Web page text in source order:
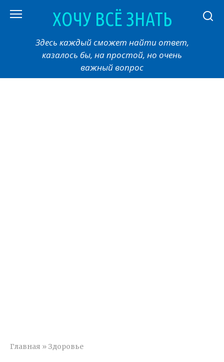
ХОЧУ ВСЁ ЗНАТЬ
Здесь каждый сможет найти ответ,
казалось бы, на простой, но очень
важный вопрос
Главная » Здоровье